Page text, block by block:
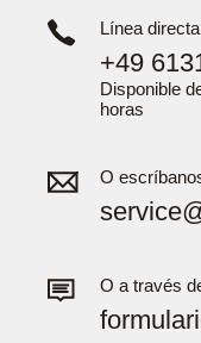
Línea
+49
Disponible
horas
O
O a través